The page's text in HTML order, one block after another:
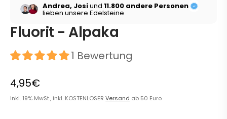
Andrea, Josiund11.800 andere Personen
lieben unsere Edelsteine
Fluorit - Alpaka
1 Bewertung
4,95€
inkl. 19% MwSt., inkl. KOSTENLOSERVersand ab 50 Euro